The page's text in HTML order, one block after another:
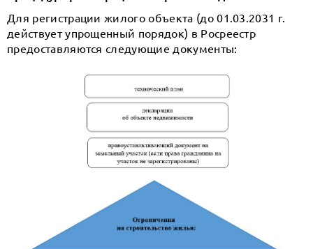
Для регистрации жилого объекта (до 01.03.2031 г.
действует упрощенный порядок) в Росреестр
предоставляются следующие документы: